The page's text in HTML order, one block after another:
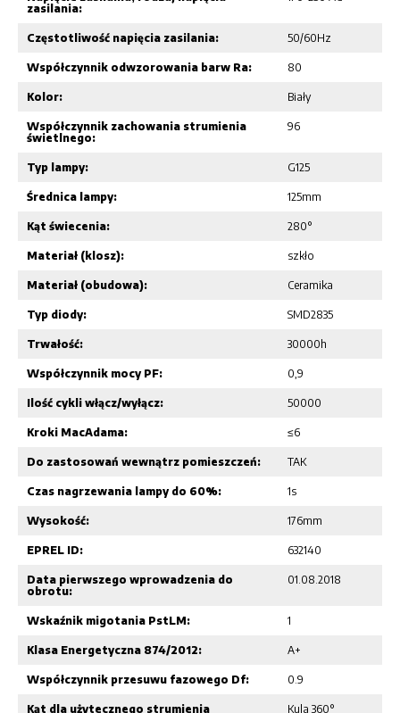
zasilania:
Częstotliwość napięcia zasilania: 50/60Hz
Współczynnik odwzorowania barw Ra: 80
Kolor: Biały
Współczynnik zachowania strumienia
świetlnego:
96
Typ lampy: G125
Średnica lampy: 125mm
Kąt świecenia: 280°
Materiał (klosz): szkło
Materiał (obudowa): Ceramika
Typ diody: SMD2835
Trwałość: 30000h
Współczynnik mocy PF: 0,9
Ilość cykli włącz/wyłącz: 50000
Kroki MacAdama: ≤6
Do zastosowań wewnątrz pomieszczeń: TAK
Czas nagrzewania lampy do 60%: 1s
Wysokość: 176mm
EPREL ID: 632140
Data pierwszego wprowadzenia do
obrotu:
01.08.2018
Wskaźnik migotania PstLM: 1
Klasa Energetyczna 874/2012: A+
Współczynnik przesuwu fazowego Df: 0.9
Kąt dla użytecznego strumienia
Kula 360°